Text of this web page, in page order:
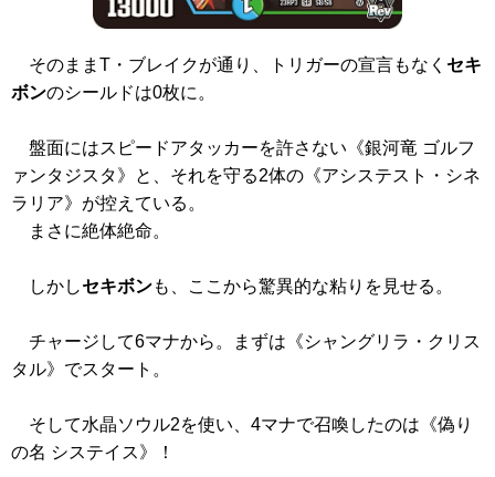
そのままT・ブレイクが通り、トリガーの宣言もなく セキ
ボンのシールドは0枚に。
盤面にはスピードアタッカーを許さない 《銀河竜 ゴルフ
ァンタジスタ》
と、それを守る2体の 《アシステスト・シネ
ラリア》 が控えている。
まさに絶体絶命。
しかしセキボンも、ここから驚異的な粘りを見せる。
チャージして6マナから。まずは 《シャングリラ・クリス
タル》 でスタート。
そして水晶ソウル2を使い、4マナで召喚したのは 《偽り
の名 システイス》
！